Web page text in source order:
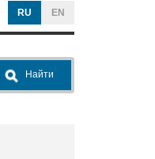
RU EN
Найти